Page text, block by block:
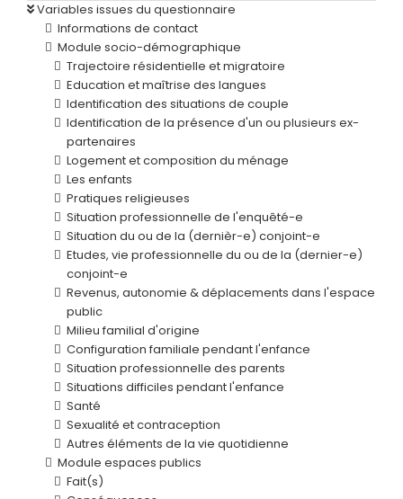
Variables issues du questionnaire
Informations de contact
Module socio-démographique
Trajectoire résidentielle et migratoire
Education et maîtrise des langues
Identification des situations de couple
Identification de la présence d'un ou plusieurs ex-
partenaires
Logement et composition du ménage
Les enfants
Pratiques religieuses
Situation professionnelle de l'enquêté-e
Situation du ou de la (dernièr-e) conjoint-e
Etudes, vie professionnelle du ou de la (dernier-e)
conjoint-e
Revenus, autonomie & déplacements dans l'espace
public
Milieu familial d'origine
Configuration familiale pendant l'enfance
Situation professionnelle des parents
Situations difficiles pendant l'enfance
Santé
Sexualité et contraception
Autres éléments de la vie quotidienne
Module espaces publics
Fait(s)